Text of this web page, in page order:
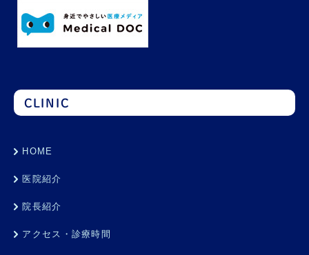
CLINIC
HOME
医院紹介
院長紹介
アクセス・診療時間